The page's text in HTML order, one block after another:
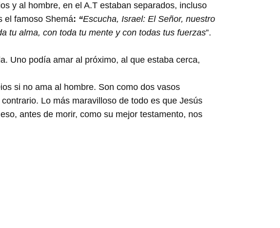
y al hombre, en el A.T estaban separados, incluso
el famoso Shemá: “Escucha, Israel: El Señor, nuestro
tu alma, con toda tu mente y con todas tus fuerzas”.
Uno podía amar al próximo, al que estaba cerca,
si no ama al hombre. Son como dos vasos
Lo más maravilloso de todo es que Jesús
antes de morir, como su mejor testamento, nos